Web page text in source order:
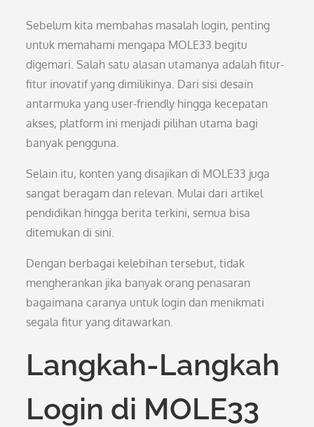
Sebelum kita membahas masalah login, penting
untuk memahami mengapa MOLE33 begitu
digemari. Salah satu alasan utamanya adalah fitur-
fitur inovatif yang dimilikinya. Dari sisi desain
antarmuka yang user-friendly hingga kecepatan
akses, platform ini menjadi pilihan utama bagi
banyak pengguna.
Selain itu, konten yang disajikan di MOLE33 juga
sangat beragam dan relevan. Mulai dari artikel
pendidikan hingga berita terkini, semua bisa
ditemukan di sini.
Dengan berbagai kelebihan tersebut, tidak
mengherankan jika banyak orang penasaran
bagaimana caranya untuk login dan menikmati
segala fitur yang ditawarkan.
Langkah-Langkah
Login di MOLE33